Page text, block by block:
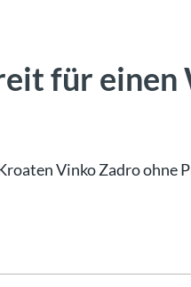
für einen
Vinko Zadro ohne